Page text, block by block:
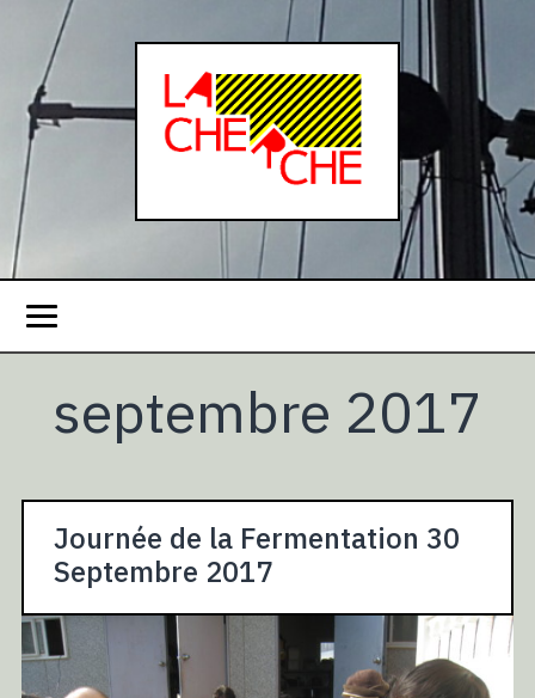
septembre 2017
Journée de la Fermentation 30
Septembre 2017